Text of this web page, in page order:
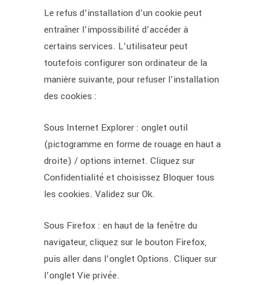
Le refus d’installation d’un cookie peut
entraîner l’impossibilité d’accéder à
certains services. L’utilisateur peut
toutefois configurer son ordinateur de la
manière suivante, pour refuser l’installation
des cookies :
Sous Internet Explorer : onglet outil
(pictogramme en forme de rouage en haut a
droite) / options internet. Cliquez sur
Confidentialité et choisissez Bloquer tous
les cookies. Validez sur Ok.
Sous Firefox : en haut de la fenêtre du
navigateur, cliquez sur le bouton Firefox,
puis aller dans l’onglet Options. Cliquer sur
l’onglet Vie privée.